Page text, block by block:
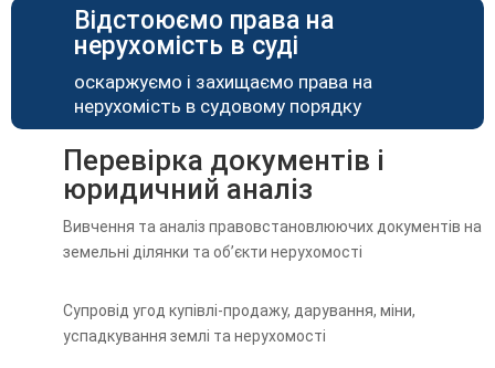
Відстоюємо права на
нерухомість в суді
оскаржуємо і захищаємо права на
нерухомість в судовому порядку
Перевірка документів і
юридичний аналіз
Вивчення та аналіз правовстановлюючих документів на
земельні ділянки та об’єкти нерухомості
Супровід угод купівлі-продажу, дарування, міни,
успадкування землі та нерухомості